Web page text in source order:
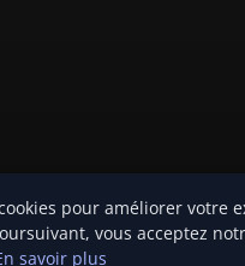
pour améliorer votre
vous acceptez
savoir plus